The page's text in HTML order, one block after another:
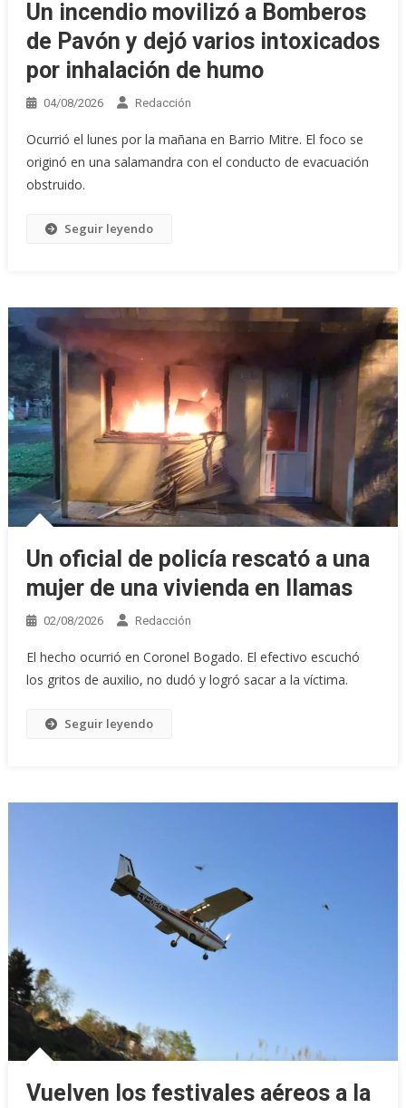
Un incendio movilizó a Bomberos
de Pavón y dejó varios intoxicados
por inhalación de humo
04/08/2026 Redacción
Ocurrió el lunes por la mañana en Barrio Mitre. El foco se
originó en una salamandra con el conducto de evacuación
obstruido.
Seguir leyendo
Un oficial de policía rescató a una
mujer de una vivienda en llamas
02/08/2026 Redacción
El hecho ocurrió en Coronel Bogado. El efectivo escuchó
los gritos de auxilio, no dudó y logró sacar a la víctima.
Seguir leyendo
Vuelven los festivales aéreos a la